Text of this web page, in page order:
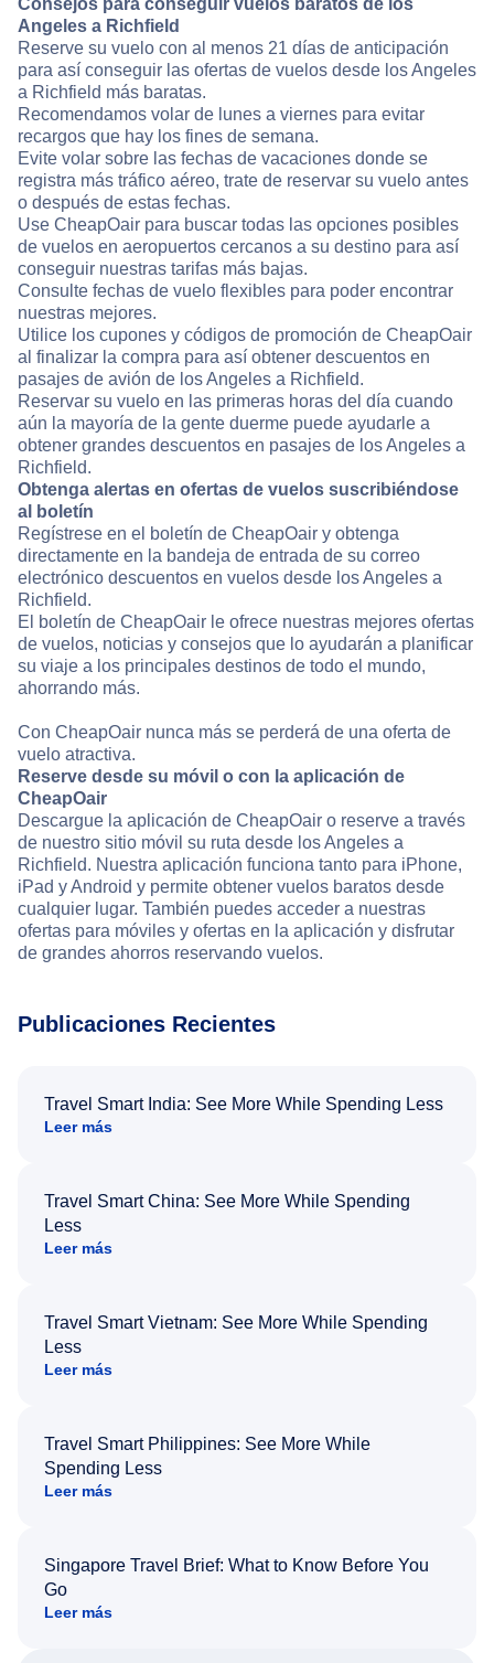
Consejos para conseguir vuelos baratos de los
Angeles a Richfield
Reserve su vuelo con al menos 21 días de anticipación
para así conseguir las ofertas de vuelos desde los Angeles
a Richfield más baratas.
Recomendamos volar de lunes a viernes para evitar
recargos que hay los fines de semana.
Evite volar sobre las fechas de vacaciones donde se
registra más tráfico aéreo, trate de reservar su vuelo antes
o después de estas fechas.
Use CheapOair para buscar todas las opciones posibles
de vuelos en aeropuertos cercanos a su destino para así
conseguir nuestras tarifas más bajas.
Consulte fechas de vuelo flexibles para poder encontrar
nuestras mejores.
Utilice los cupones y códigos de promoción de CheapOair
al finalizar la compra para así obtener descuentos en
pasajes de avión de los Angeles a Richfield.
Reservar su vuelo en las primeras horas del día cuando
aún la mayoría de la gente duerme puede ayudarle a
obtener grandes descuentos en pasajes de los Angeles a
Richfield.
Obtenga alertas en ofertas de vuelos suscribiéndose
al boletín
Regístrese en el boletín de CheapOair y obtenga
directamente en la bandeja de entrada de su correo
electrónico descuentos en vuelos desde los Angeles a
Richfield.
El boletín de CheapOair le ofrece nuestras mejores ofertas
de vuelos, noticias y consejos que lo ayudarán a planificar
su viaje a los principales destinos de todo el mundo,
ahorrando más.
Con CheapOair nunca más se perderá de una oferta de
vuelo atractiva.
Reserve desde su móvil o con la aplicación de
CheapOair
Descargue la aplicación de CheapOair o reserve a través
de nuestro sitio móvil su ruta desde los Angeles a
Richfield. Nuestra aplicación funciona tanto para iPhone,
iPad y Android y permite obtener vuelos baratos desde
cualquier lugar. También puedes acceder a nuestras
ofertas para móviles y ofertas en la aplicación y disfrutar
de grandes ahorros reservando vuelos.
Publicaciones Recientes
Travel Smart India: See More While Spending Less
Leer más
Travel Smart China: See More While Spending
Less
Leer más
Travel Smart Vietnam: See More While Spending
Less
Leer más
Travel Smart Philippines: See More While
Spending Less
Leer más
Singapore Travel Brief: What to Know Before You
Go
Leer más